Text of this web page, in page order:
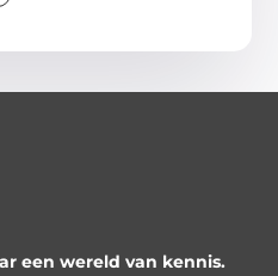
een wereld van kennis.